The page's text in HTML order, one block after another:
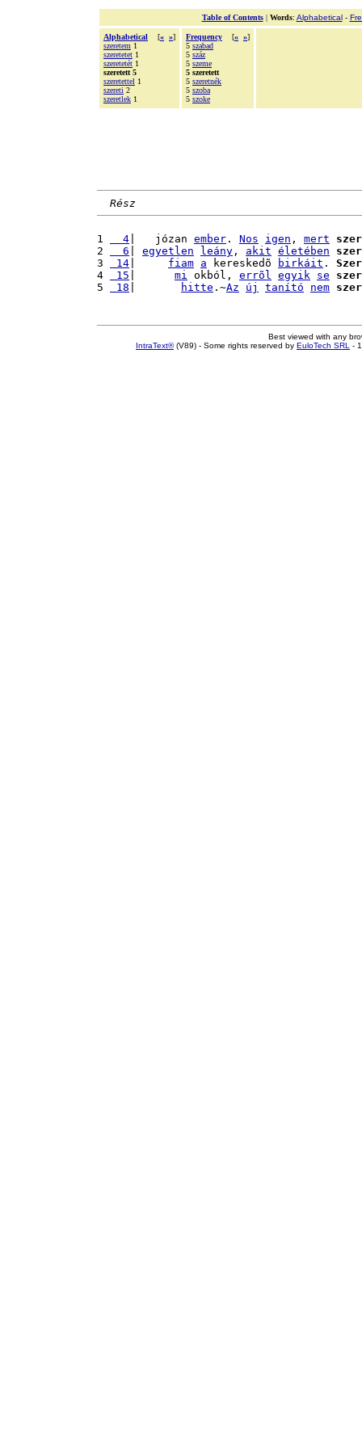
Table of Contents| Words: Alphabetical-
Alphabetical [« »]
szeretem 1
szeretetet 1
szeretetét 1
szeretett 5
szeretettel 1
szereti 2
szeretlek 1
Frequency [« »]
5 szabad
5 száz
5 szeme
5 szeretett
5 szeretnék
5 szoba
5 szoke
Rész
1
  4
|   józan ember . Nos igen , mert
2
  6
egyetlen leány , akit életében
3
14 fiam a kereskedõ birkáit .
4
15 mi okból, errõl egyik se
5
18 hitte .~Az új tanító nem
Best viewed with any
IntraText®(V89) - Some rights reserved by EuloTech SRL -